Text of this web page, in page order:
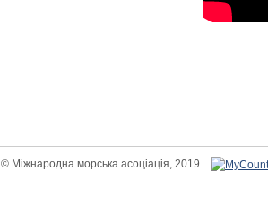
© Міжнародна морська асоціація, 2019